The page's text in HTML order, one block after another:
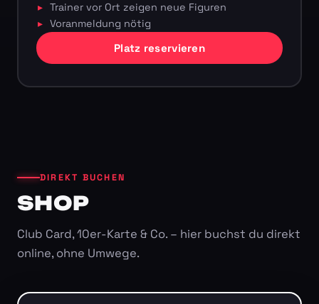
Trainer vor Ort zeigen neue Figuren
Voranmeldung nötig
Platz reservieren
DIREKT BUCHEN
SHOP
Club Card, 10er-Karte & Co. – hier buchst du direkt
online, ohne Umwege.